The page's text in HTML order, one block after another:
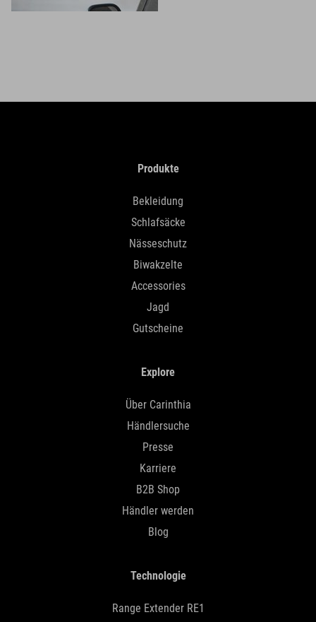
Produkte
Bekleidung
Schlafsäcke
Nässeschutz
Biwakzelte
Accessories
Jagd
Gutscheine
Explore
Über Carinthia
Händlersuche
Presse
Karriere
B2B Shop
Händler werden
Blog
Technologie
Range Extender RE1